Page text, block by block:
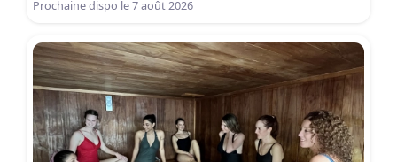
de détente à Montpellier.
Prochaine dispo le7 août 2026